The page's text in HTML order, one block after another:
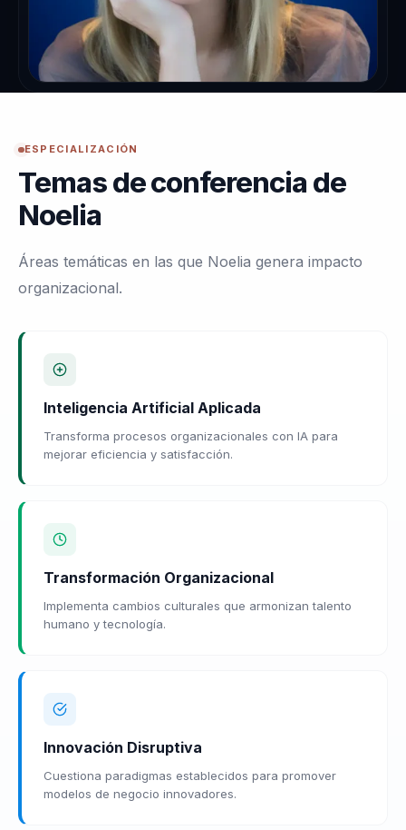
ESPECIALIZACIÓN
Temas de conferencia de
Noelia
Áreas temáticas en las que Noelia genera impacto
organizacional.
Inteligencia Artificial Aplicada
Transforma procesos organizacionales con IA para
mejorar eficiencia y satisfacción.
Transformación Organizacional
Implementa cambios culturales que armonizan talento
humano y tecnología.
Innovación Disruptiva
Cuestiona paradigmas establecidos para promover
modelos de negocio innovadores.